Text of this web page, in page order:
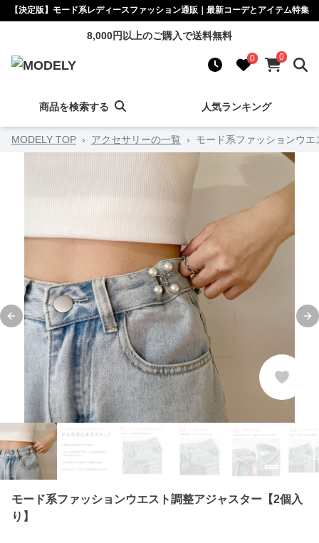
【決定版】モード系レディースファッション通販｜最新コーデとアイテム特集
8,000円以上のご購入で送料無料
0 0
商品を検索する 人気ランキング
MODELY TOP › アクセサリーの一覧 › モード系ファッションウ
Previous slide
モード系ファッションウエスト調整アジャスター【2個入
り】